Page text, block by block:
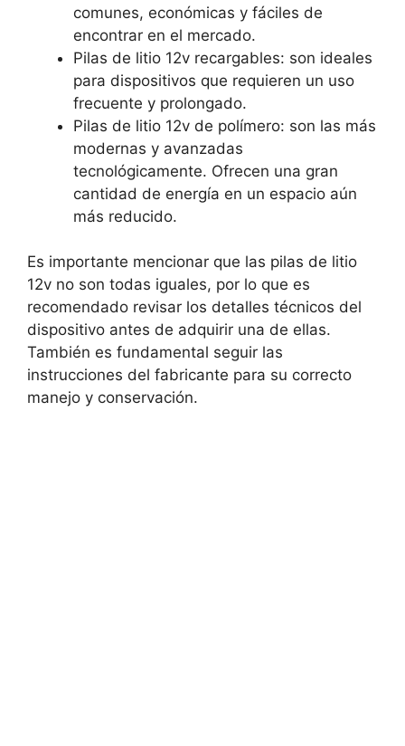
comunes, económicas y fáciles de
encontrar en el mercado.
Pilas de litio 12v recargables: son ideales
para dispositivos que requieren un uso
frecuente y prolongado.
Pilas de litio 12v de polímero: son las más
modernas y avanzadas
tecnológicamente. Ofrecen una gran
cantidad de energía en un espacio aún
más reducido.
Es importante mencionar que las pilas de litio
12v no son todas iguales, por lo que es
recomendado revisar los detalles técnicos del
dispositivo antes de adquirir una de ellas.
También es fundamental seguir las
instrucciones del fabricante para su correcto
manejo y conservación.